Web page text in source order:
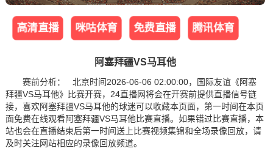
高清直播 咪咕体育 免费直播 腾讯体育
阿塞拜疆VS马耳他
赛前分析： 北京时间2026-06-06 02:00:00，国际友谊《阿塞
拜疆VS马耳他》比赛开赛，24直播网将会在开赛前提供直播信号链
接，喜欢阿塞拜疆VS马耳他的球迷可以收藏本页面，第一时间在本页
面免费在线观看阿塞拜疆VS马耳他比赛直播。如果错过比赛直播，本
站也会在直播结束后第一时间送上比赛视频集锦和全场录像回放，请
及时关注网站相应的录像回放频道。